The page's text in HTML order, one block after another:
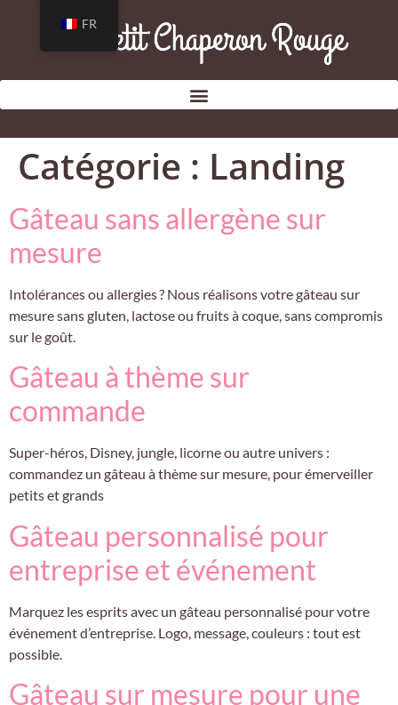
Catégorie : Landing
Gâteau sans allergène sur
mesure
Intolérances ou allergies ? Nous réalisons votre gâteau sur
mesure sans gluten, lactose ou fruits à coque, sans compromis
sur le goût.
Gâteau à thème sur
commande
Super-héros, Disney, jungle, licorne ou autre univers :
commandez un gâteau à thème sur mesure, pour émerveiller
petits et grands
Gâteau personnalisé pour
entreprise et événement
Marquez les esprits avec un gâteau personnalisé pour votre
événement d’entreprise. Logo, message, couleurs : tout est
possible.
Gâteau sur mesure pour une
FR